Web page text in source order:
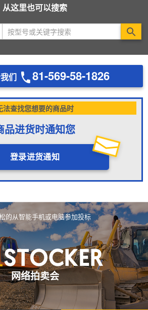
从这里也可以搜索
们 81-569-58-1826
法查找您想要的商品时
品进货时通知您
登录进货通知
的从智能手机或电脑参加投标
网络拍卖会